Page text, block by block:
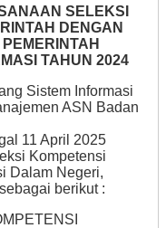
SELEKSI
DENGAN
TAHUN 2024
Sistem Informasi
ASN Badan
11 April 2025
Kompetensi
Dalam Negeri,
berikut :